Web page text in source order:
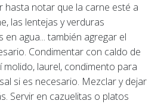
hasta notar que la carne esté a
las lentejas y verduras
en agua... también agregar el
Condimentar con caldo de
molido, laurel, condimento para
si es necesario. Mezclar y dejar
Servir en cazuelitas o platos